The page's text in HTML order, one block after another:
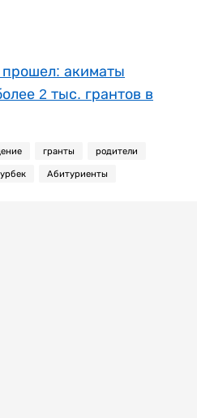
акиматы
2 тыс. грантов в
гранты родители
Абитуриенты